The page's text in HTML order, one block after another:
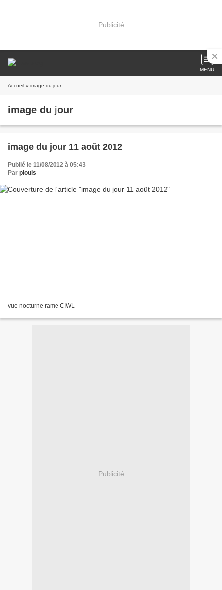
Publicité
MENU
Accueil » image du jour
image du jour
image du jour 11 août 2012
Publié le 11/08/2012 à 05:43
Par piouls
vue nocturne rame CIWL
Publicité